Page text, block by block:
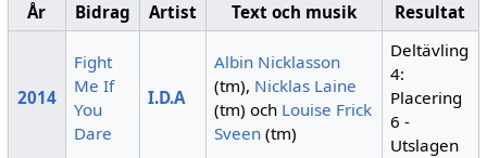
År Bidrag Artist Text och musik Resultat
2014
Fight
Me If
You
Dare
I.D.A
Albin Nicklasson
(tm), Nicklas Laine
(tm) och Louise Frick
Sveen (tm)
Deltävling
4:
Placering
6 -
Utslagen